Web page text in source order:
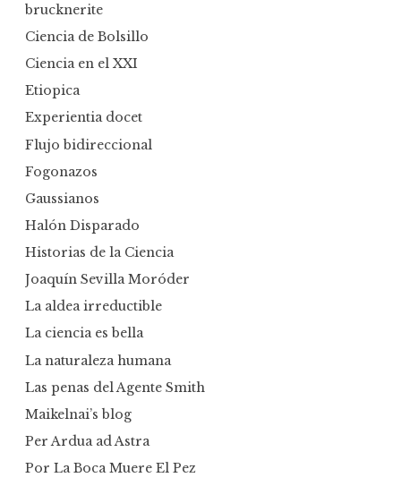
brucknerite
Ciencia de Bolsillo
Ciencia en el XXI
Etiopica
Experientia docet
Flujo bidireccional
Fogonazos
Gaussianos
Halón Disparado
Historias de la Ciencia
Joaquín Sevilla Moróder
La aldea irreductible
La ciencia es bella
La naturaleza humana
Las penas del Agente Smith
Maikelnai’s blog
Per Ardua ad Astra
Por La Boca Muere El Pez